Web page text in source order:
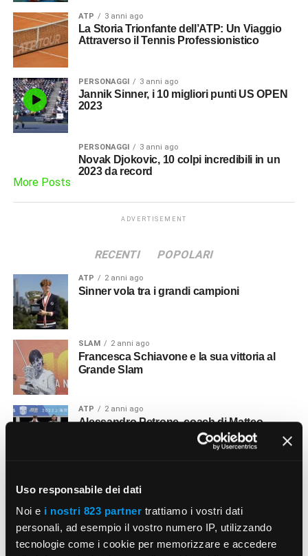
Uso responsabile dei dati
Noi e i nostri 823 partner trattiamo i vostri dati
personali, ad esempio il vostro numero IP, utilizzando
tecnologie come i cookie per memorizzare e accedere
ATP 3 anni ago
La Storia Trionfante dell’ATP: Un Viaggio
Attraverso il Tennis Professionistico
PERSONAGGI 3 anni ago
Jannik Sinner, i 10 migliori punti US OPEN
2023
PERSONAGGI 3 anni ago
Novak Djokovic, 10 colpi incredibili in un
2023 da record
More Posts
ADVERTISEMENT
RECENTI POPOLARI
ATP 2 anni ago
Sinner vola tra i grandi campioni
SLAM 2 anni ago
Francesca Schiavone e la sua vittoria al
Grande Slam
ATP 2 anni ago
Alessandro Petrone, coach di Matteo
Jannik Sinner: da Rotterdam ’23 a
PERSONAGGI
La tennista Monica Seles